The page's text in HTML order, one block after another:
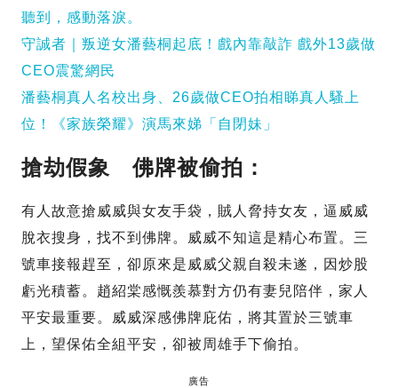
聽到，感動落淚。
守誠者｜叛逆女潘藝桐起底！戲內靠敲詐 戲外13歲做
CEO震驚網民
潘藝桐真人名校出身、26歲做CEO拍相睇真人騷上
位！《家族榮耀》演馬來娣「自閉妹」
搶劫假象 佛牌被偷拍：
有人故意搶威威與女友手袋，賊人脅持女友，逼威威
脫衣搜身，找不到佛牌。威威不知這是精心布置。三
號車接報趕至，卻原來是威威父親自殺未遂，因炒股
虧光積蓄。趙紹棠感慨羨慕對方仍有妻兒陪伴，家人
平安最重要。威威深感佛牌庇佑，將其置於三號車
上，望保佑全組平安，卻被周雄手下偷拍。
廣告